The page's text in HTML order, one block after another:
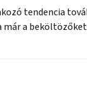
tendencia
a